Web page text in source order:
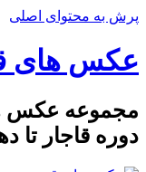
پرش به محتوای اصلی
عکس های
مجموعه عکس
دوره قاجار تا